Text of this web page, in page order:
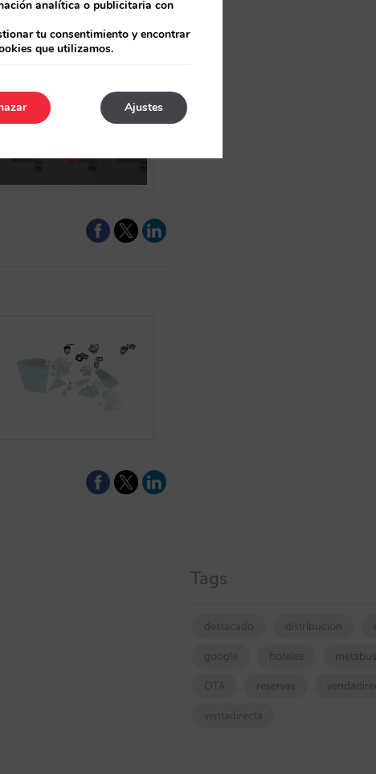
Tags
destacado distribucion
google hoteles
OTA reservas
ventadirecta
analítica o publicitaria con
tu consentimiento y encontrar
que utilizamos.
Ajustes